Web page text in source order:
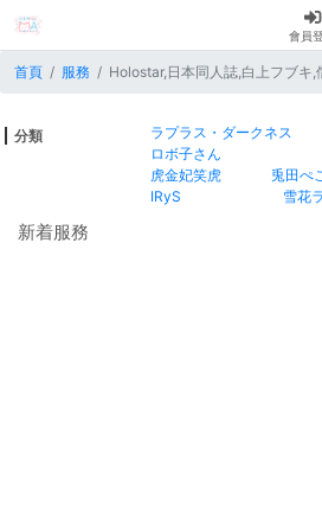
會員
首頁 服務 Holostar,日本同人誌,白上フブキ,
分類 ラプラス・ダークネス
ロボ子さん
虎金妃笑虎
兎田ぺ
IRyS
雪花
新着服務